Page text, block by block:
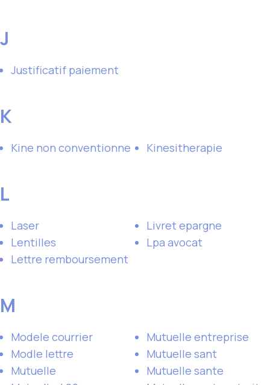
J
Justificatif paiement
K
Kine non conventionne Kinesitherapie
L
Laser
Lentilles
Lettre remboursement
Livret epargne
Lpa avocat
M
Modele courrier
Modle lettre
Mutuelle
Mutuelle entreprise
Mutuelle sant
Mutuelle sante